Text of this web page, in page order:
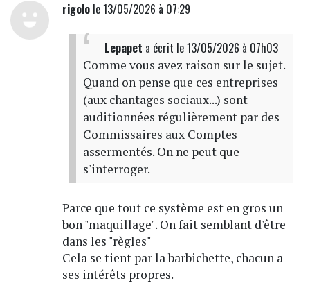
rigolole 13/05/2026 à 07:29
Lepapet a écrit le 13/05/2026 à 07h03
Comme vous avez raison sur le sujet.
Quand on pense que ces entreprises
(aux chantages sociaux...) sont
auditionnées régulièrement par des
Commissaires aux Comptes
assermentés. On ne peut que
s'interroger.
Parce que tout ce système est en gros un
bon "maquillage". On fait semblant d'être
dans les "règles"
Cela se tient par la barbichette, chacun a
ses intérêts propres.